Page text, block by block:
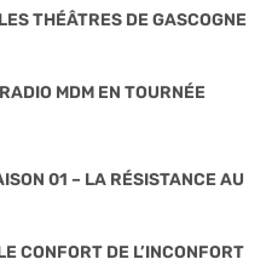
THÉÂTRES DE GASCOGNE
MDM EN TOURNÉE
01 – LA RÉSISTANCE AU
CONFORT DE L’INCONFORT